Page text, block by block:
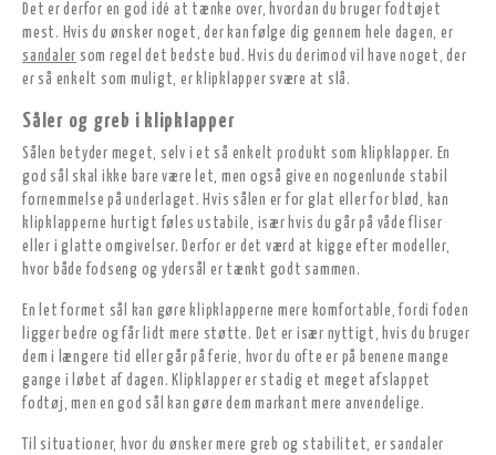
Det er derfor en god idé at tænke over, hvordan du bruger fodtøjet
mest. Hvis du ønsker noget, der kan følge dig gennem hele dagen, er
sandaler som regel det bedste bud. Hvis du derimod vil have noget, der
er så enkelt som muligt, er klipklapper svære at slå.
Såler og greb i klipklapper
Sålen betyder meget, selv i et så enkelt produkt som klipklapper. En
god sål skal ikke bare være let, men også give en nogenlunde stabil
fornemmelse på underlaget. Hvis sålen er for glat eller for blød, kan
klipklapperne hurtigt føles ustabile, især hvis du går på våde fliser
eller i glatte omgivelser. Derfor er det værd at kigge efter modeller,
hvor både fodseng og ydersål er tænkt godt sammen.
En let formet sål kan gøre klipklapperne mere komfortable, fordi foden
ligger bedre og får lidt mere støtte. Det er især nyttigt, hvis du bruger
dem i længere tid eller går på ferie, hvor du ofte er på benene mange
gange i løbet af dagen. Klipklapper er stadig et meget afslappet
fodtøj, men en god sål kan gøre dem markant mere anvendelige.
Til situationer, hvor du ønsker mere greb og stabilitet, er sandaler